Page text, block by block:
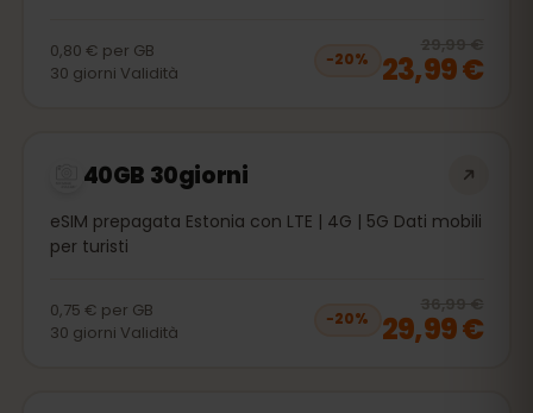
0,80 € per GB
30 giorni Validità
−20%
29,99 €
23,99 €
40GB 30giorni
eSIM prepagata Estonia con LTE | 4G | 5G Dati mobili
per turisti
0,75 € per GB
30 giorni Validità
−20%
36,99 €
29,99 €